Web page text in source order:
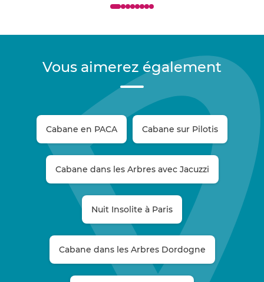
Vous aimerez également
Cabane en PACA Cabane sur Pilotis
Cabane dans les Arbres avec Jacuzzi
Nuit Insolite à Paris
Cabane dans les Arbres Dordogne